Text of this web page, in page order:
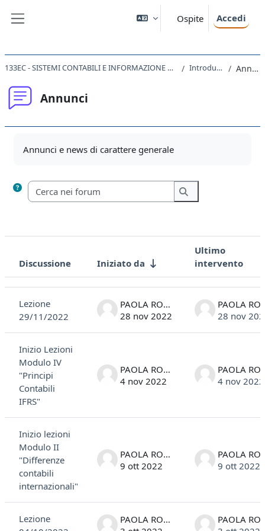
Ospite Accedi
133EC - SISTEMI CONTABILI E INFORMAZIONE D'IMPRESA 2022 Introduzione Annunci
Annunci
Annunci e news di carattere generale
Cerca nei forum
Cerca nei forum
Stato
Discussione Iniziato da
Ultimo
intervento
Lezione
29/11/2022
PAOLA ROSSI
28 nov 2022
28 nov
Inizio Lezioni
Modulo IV
"Principi
Contabili
IFRS"
PAOLA ROSSI
4 nov 2022
4 nov 2022
Inizio lezioni
Modulo II
"Differenze
contabili
internazionali"
PAOLA ROSSI
9 ott 2022
9 ott 2022
Lezione
PAOLA ROSSI